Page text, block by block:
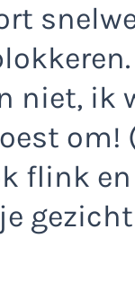
niet, ik
om!
flink
gezicht